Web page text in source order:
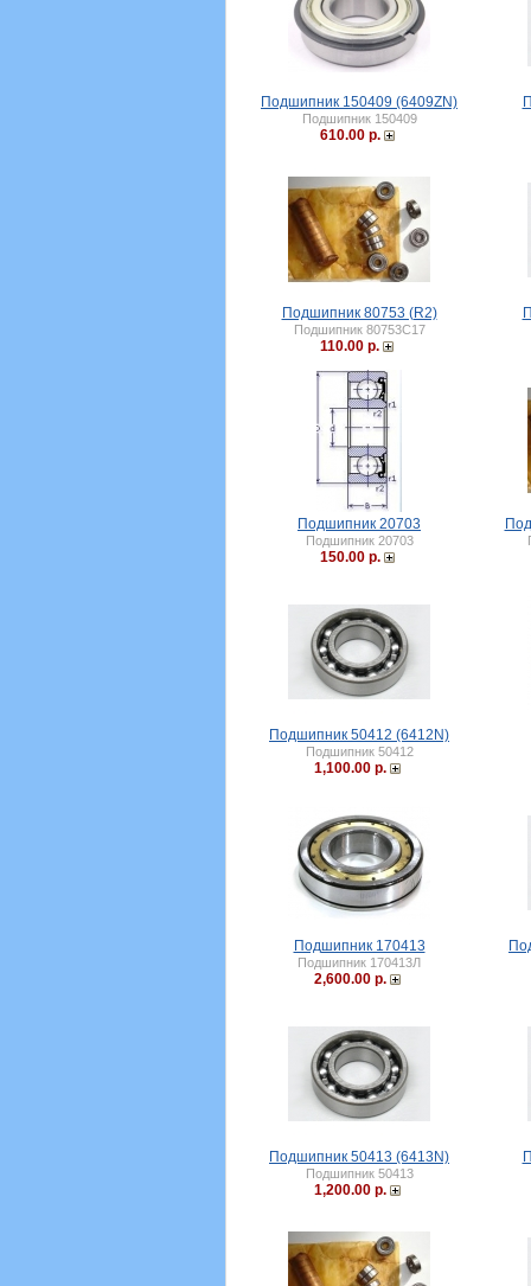
Подшипник 150409 (6409ZN)
Подшипник 150409
610.00 р.
Подшипник 80753 (R2)
Подшипник 80753C17
110.00 р.
Подшипник 20703
Подшипник 20703
150.00 р.
Подшипник 50412 (6412N)
Подшипник 50412
1,100.00 р.
Подшипник 170413
Подшипник 170413Л
2,600.00 р.
Подшипник 50413 (6413N)
Подшипник 50413
1,200.00 р.